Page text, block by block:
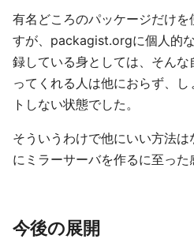
有名どころのパッケージだけ
すが、packagist.orgに個人的
録している身としては、そん
ってくれる人は他におらず、
トしない状態でした。
そういうわけで他にいい方法
にミラーサーバを作るに至った
今後の展開